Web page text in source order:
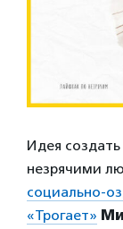
Идея
незрячими
социально-
«Трогает»